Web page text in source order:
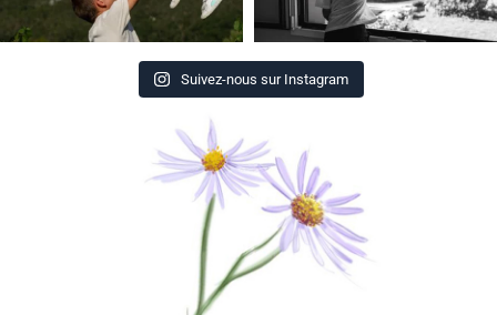
Suivez-nous sur Instagram